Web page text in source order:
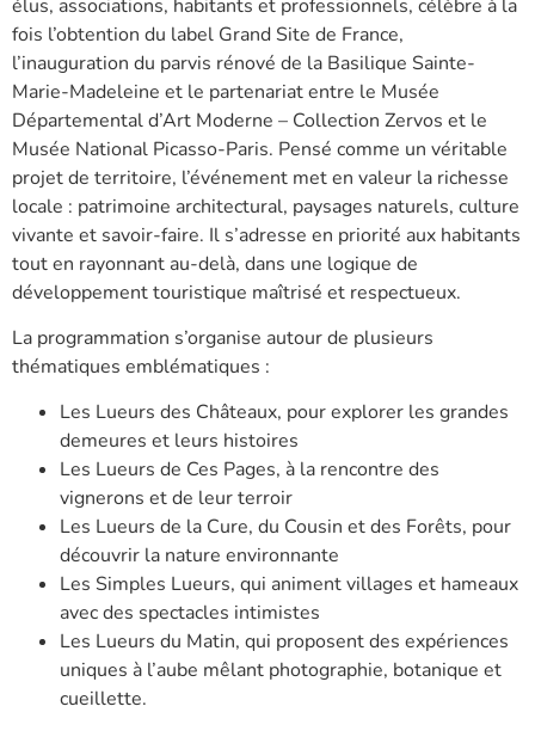
élus, associations, habitants et professionnels, célèbre à la
fois l’obtention du label Grand Site de France,
l’inauguration du parvis rénové de la Basilique Sainte-
Marie-Madeleine et le partenariat entre le Musée
Départemental d’Art Moderne – Collection Zervos et le
Musée National Picasso-Paris. Pensé comme un véritable
projet de territoire, l’événement met en valeur la richesse
locale : patrimoine architectural, paysages naturels, culture
vivante et savoir-faire. Il s’adresse en priorité aux habitants
tout en rayonnant au-delà, dans une logique de
développement touristique maîtrisé et respectueux.
La programmation s’organise autour de plusieurs
thématiques emblématiques :
Les Lueurs des Châteaux, pour explorer les grandes
demeures et leurs histoires
Les Lueurs de Ces Pages, à la rencontre des
vignerons et de leur terroir
Les Lueurs de la Cure, du Cousin et des Forêts, pour
découvrir la nature environnante
Les Simples Lueurs, qui animent villages et hameaux
avec des spectacles intimistes
Les Lueurs du Matin, qui proposent des expériences
uniques à l’aube mêlant photographie, botanique et
cueillette.